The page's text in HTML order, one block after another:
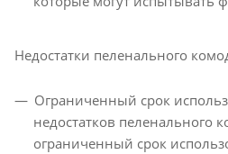
Недостатки пеленального
Ограниченный срок
недостатков пеленального
ограниченный срок